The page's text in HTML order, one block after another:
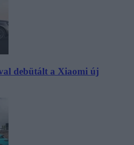
debütált a Xiaomi új